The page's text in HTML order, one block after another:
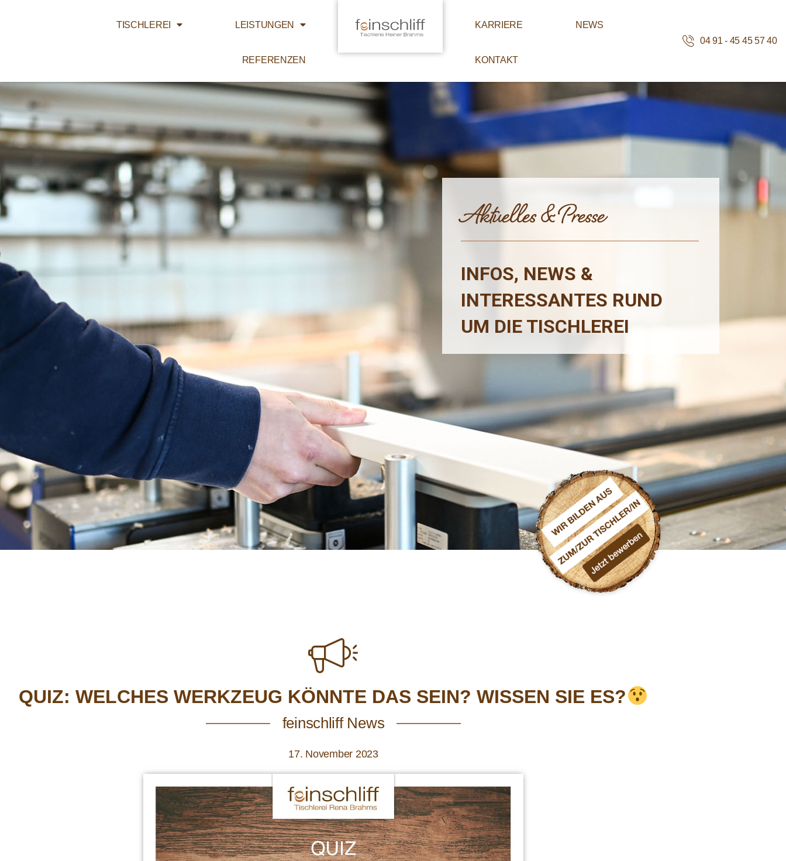
TISCHLEREI LEISTUNGEN
REFERENZEN
KARRIERE NEWS
KONTAKT
04 91 - 45 45 57 40
INFOS, NEWS &
INTERESSANTES RUND
UM DIE TISCHLEREI
Aktuelles & Presse
QUIZ: WELCHES WERKZEUG KÖNNTE DAS SEIN? WISSEN SIE ES?
feinschliff News
17. November 2023